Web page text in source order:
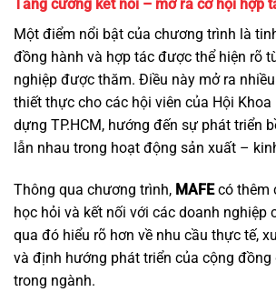
Tăng cường kết nối – mở ra cơ hội hợp
Một điểm nổi bật của chương trình là
đồng hành và hợp tác được thể hiện rõ
nghiệp được thăm. Điều này mở ra
thiết thực cho các hội viên của Hội
dựng TP.HCM, hướng đến sự phát triển
lẫn nhau trong hoạt động sản xuất –
Thông qua chương trình, MAFEcó thêm
học hỏi và kết nối với các doanh nghiệp
qua đó hiểu rõ hơn về nhu cầu thực tế,
và định hướng phát triển của cộng đồng
trong ngành.